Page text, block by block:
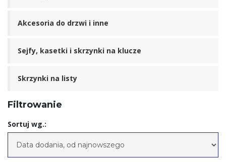
Akcesoria do drzwi i inne
Sejfy, kasetki i skrzynki na klucze
Skrzynki na listy
Filtrowanie
Sortuj wg.: